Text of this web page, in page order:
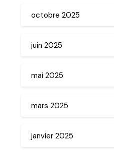
octobre 2025
juin 2025
mai 2025
mars 2025
janvier 2025